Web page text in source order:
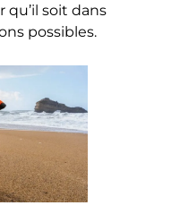
qu’il soit dans
possibles.